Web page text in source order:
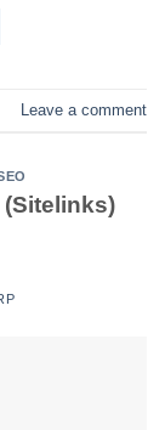
Leave a comment
(Sitelinks)